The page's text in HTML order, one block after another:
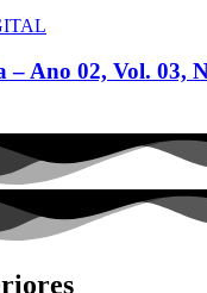
– Ano 02, Vol. 03,